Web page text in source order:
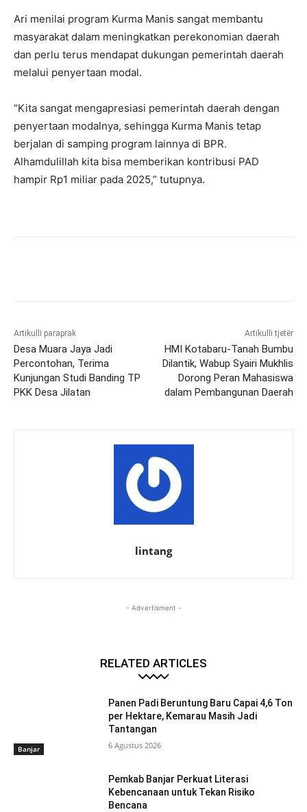
Ari menilai program Kurma Manis sangat membantu
masyarakat dalam meningkatkan perekonomian daerah
dan perlu terus mendapat dukungan pemerintah daerah
melalui penyertaan modal.
“Kita sangat mengapresiasi pemerintah daerah dengan
penyertaan modalnya, sehingga Kurma Manis tetap
berjalan di samping program lainnya di BPR.
Alhamdulillah kita bisa memberikan kontribusi PAD
hampir Rp1 miliar pada 2025,” tutupnya.
Artikulli paraprak
Desa Muara Jaya Jadi
Percontohan, Terima
Kunjungan Studi Banding TP
PKK Desa Jilatan
Artikulli tjetër
HMI Kotabaru-Tanah Bumbu
Dilantik, Wabup Syairi Mukhlis
Dorong Peran Mahasiswa
dalam Pembangunan Daerah
lintang
- Advertisment -
RELATED ARTICLES
Banjar
Panen Padi Beruntung Baru Capai 4,6 Ton
per Hektare, Kemarau Masih Jadi
Tantangan
6 Agustus 2026
Pemkab Banjar Perkuat Literasi
Kebencanaan untuk Tekan Risiko
Bencana